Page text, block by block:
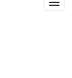
Toggle